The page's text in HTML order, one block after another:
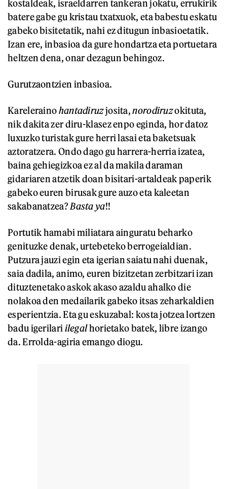
kostaldeak, israeldarren tankeran jokatu, errukirik
batere gabe gu kristau txatxuok, eta babestu eskatu
gabeko bisitetatik, nahi ez ditugun inbasioetatik.
Izan ere, inbasioa da gure hondartza eta portuetara
heltzen dena, onar dezagun behingoz.
Gurutzaontzien inbasioa.
Karelerainohantadiruzjosita,norodiruzokituta,
nik dakita zer diru-klasez enpo eginda, hor datoz
luxuzko turistak gure herri lasai eta baketsuak
aztoratzera. Ondo dago gu harrera-herria izatea,
baina gehiegizkoa ez al da makila daraman
gidariaren atzetik doan bisitari-artaldeak paperik
gabeko euren birusak gure auzo eta kaleetan
sakabanatzea?Basta ya!!
Portutik hamabi miliatara ainguratu beharko
genituzke denak, urtebeteko berrogeialdian.
Putzura jauzi egin eta igerian saiatu nahi duenak,
saia dadila, animo, euren bizitzetan zerbitzari izan
dituztenetako askok akaso azaldu ahalko die
nolakoa den medailarik gabeko itsas zeharkaldien
esperientzia. Eta gu eskuzabal: kosta jotzea lortzen
badu igerilari ilegalhorietako batek, libre izango
da. Errolda-agiria emango diogu.